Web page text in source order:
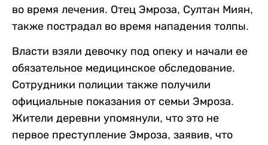
во время лечения. Отец Эмроза, Султан Миян,
также пострадал во время нападения толпы.
Власти взяли девочку под опеку и начали ее
обязательное медицинское обследование.
Сотрудники полиции также получили
официальные показания от семьи Эмроза.
Жители деревни упомянули, что это не
первое преступление Эмроза, заявив, что